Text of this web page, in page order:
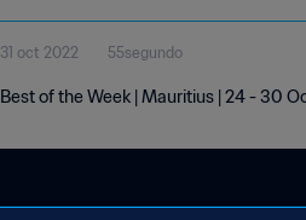
31 oct 2022 55segundo
Best of the Week | Mauritius | 24 - 30